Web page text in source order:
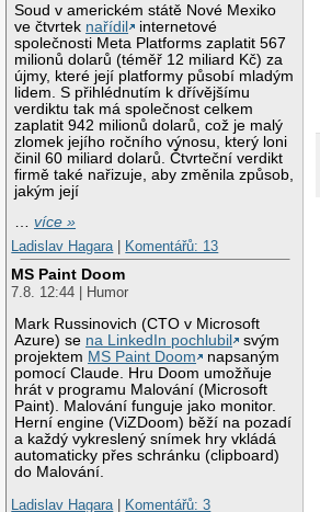
Soud v americkém státě Nové Mexiko
ve čtvrtek nařídil
internetové
společnosti Meta Platforms zaplatit 567
milionů dolarů (téměř 12 miliard Kč) za
újmy, které její platformy působí mladým
lidem. S přihlédnutím k dřívějšímu
verdiktu tak má společnost celkem
zaplatit 942 milionů dolarů, což je malý
zlomek jejího ročního výnosu, který loni
činil 60 miliard dolarů. Čtvrteční verdikt
firmě také nařizuje, aby změnila způsob,
jakým její
…více »
Ladislav Hagara
Komentářů: 13
MS Paint Doom
7.8. 12:44 | Humor
Mark Russinovich (CTO v Microsoft
Azure) se na LinkedIn pochlubil
svým
projektem MS Paint Doom
napsaným
pomocí Claude. Hru Doom umožňuje
hrát v programu Malování (Microsoft
Paint). Malování funguje jako monitor.
Herní engine (ViZDoom) běží na pozadí
a každý vykreslený snímek hry vkládá
automaticky přes schránku (clipboard)
do Malování.
Ladislav Hagara
Komentářů: 3